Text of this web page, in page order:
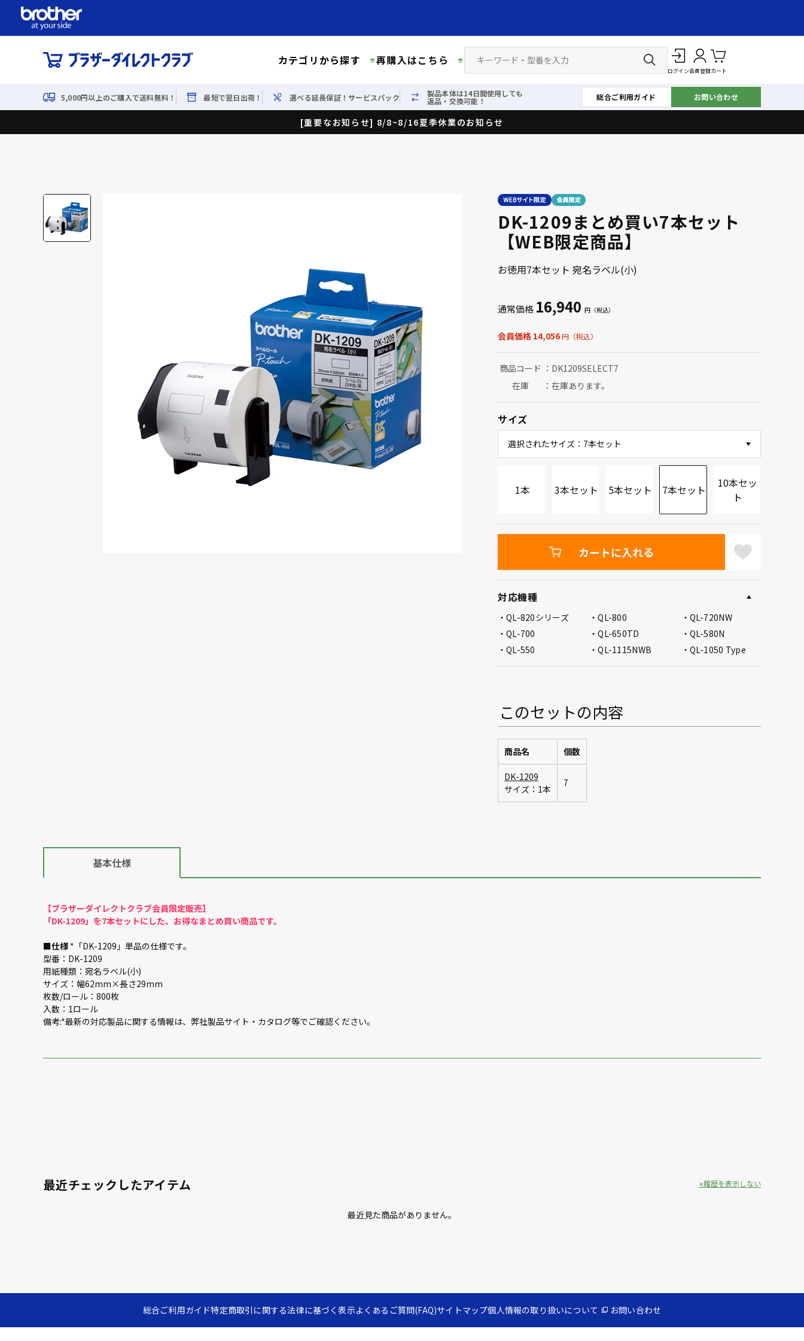
カテゴリから探す 再購入はこちら
ログイン会員登録カート
5,000円以上のご購入で送料無料！ 最短で翌日出荷！ 選べる延長保証！サービスパック 製品本体は14日間使用しても
返品・交換可能！ 総合ご利用ガイド お問い合わせ
[重要なお知らせ] 8/8~8/16夏季休業のお知らせ
DK-1209まとめ買い7本セット
【WEB限定商品】
お徳用7本セット 宛名ラベル(小)
通常価格 16,940
会員価格 14,056
商品コード
DK1209SELECT7
在庫
在庫あります。
対応機種
QL-820シリーズ QL-800
QL-720NW
QL-700
QL-650TD
QL-580N
QL-550
QL-1115NWB QL-1050 Type
サイズ
選択されたサイズ：7本セット
1本 3本セット 5本セット 7本セット
10本セッ
ト
カートに入れる
このセットの内容
商品名 個数
DK-1209
サイズ：1本
7
基本仕様
【ブラザーダイレクトクラブ会員限定販売】
「DK-1209」を7本セットにした、お得なまとめ買い商品です。
■仕様 *「DK-1209」単品の仕様です。
型番：DK-1209
用紙種類：宛名ラベル(小)
サイズ：幅62mm×長さ29mm
枚数/ロール：800枚
入数：1ロール
備考:*最新の対応製品に関する情報は、弊社製品サイト・カタログ等でご確認ください。
最近チェックしたアイテム
最近見た商品がありません。
履歴を表示しない
総合ご利用ガイド特定商取引に関する法律に基づく表示よくあるご質問(FAQ)サイトマップ個人情報の取り扱いについて お問い合わせ